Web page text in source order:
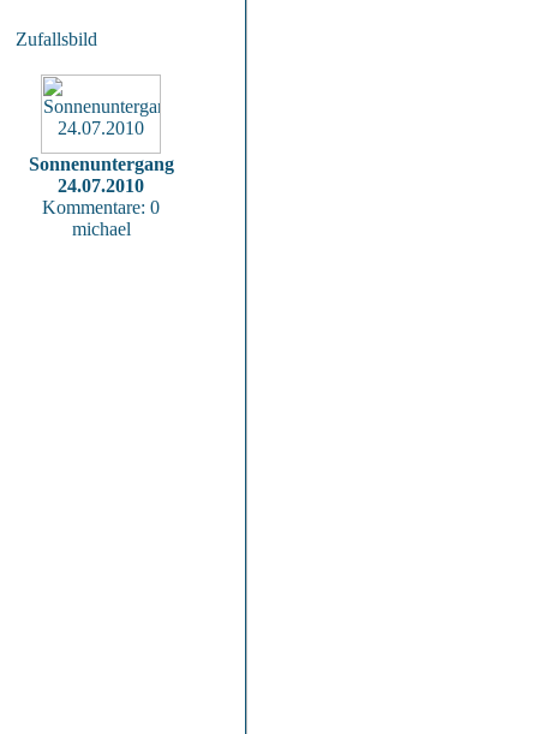
Zufallsbild
Sonnenuntergang
24.07.2010
Kommentare: 0
michael